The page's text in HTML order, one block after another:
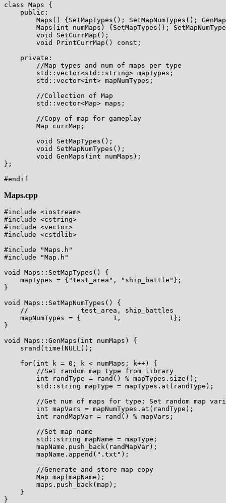
class Maps {
    public:
Maps() {SetMapTypes(); SetMapNumTypes();
Maps(int numMaps) {SetMapTypes();
        void SetCurrMap();
        void PrintCurrMap() const;
    private:
        //Map types and num of maps per type
        std::vector<std::string> mapTypes;
        std::vector<int> mapNumTypes;
        //Collection of Map
        std::vector<Map> maps;
        //Copy of map for gameplay
        Map currMap;
        void SetMapTypes();
        void SetMapNumTypes();
        void GenMaps(int numMaps);
};
Maps.cpp
#include <iostream>
#include <cstring>
#include <vector>
#include <cstdlib>
#include "Maps.h"
#include "Map.h"
void Maps::SetMapTypes() {
    mapTypes = {"test_area", "ship_battle"};
}
void Maps::SetMapNumTypes() {
    //             test_area, ship_battles
    mapNumTypes = {        1,            1};
}
void Maps::GenMaps(int numMaps) {
    srand(time(NULL));
    for(int k = 0; k < numMaps; k++) {
        //Set random map type from library
        int randType = rand() % mapTypes.size();
        std::string mapType = mapTypes.at(randType);
//Get num of maps for type; Set random map
        int mapVars = mapNumTypes.at(randType);
        int randMapVar = rand() % mapVars;
        //Set map name
        std::string mapName = mapType;
        mapName.push_back(randMapVar);
        mapName.append(".txt");
        //Generate and store map copy
        Map map(mapName);
        maps.push_back(map);
    }